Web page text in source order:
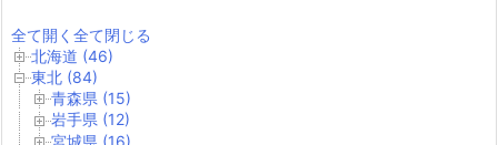
全て開く 全て閉じる
北海道 (46)
東北 (84)
青森県 (15)
岩手県 (12)
宮城県 (16)